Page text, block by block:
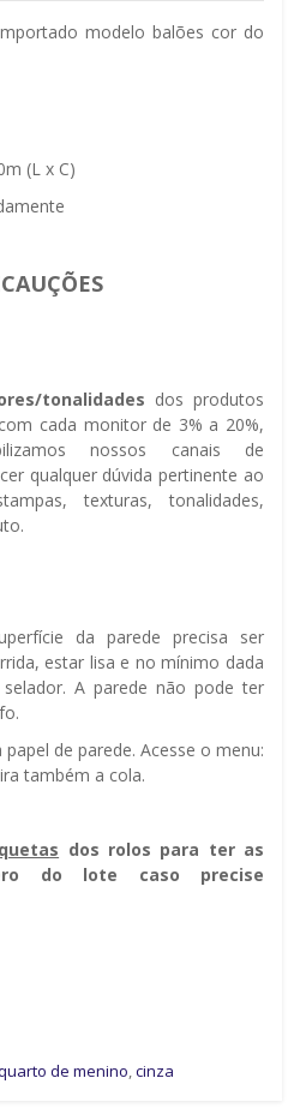
modelo balões cor do
(L x C)
tonalidades dos produtos
cada monitor de 3% a 20%,
nossos canais de
qualquer dúvida pertinente ao
texturas, tonalidades,
da parede precisa ser
estar lisa e no mínimo dada
A parede não pode ter
de parede. Acesse o menu:
também a cola.
dos rolos para ter as
do lote caso precise
de menino,cinza